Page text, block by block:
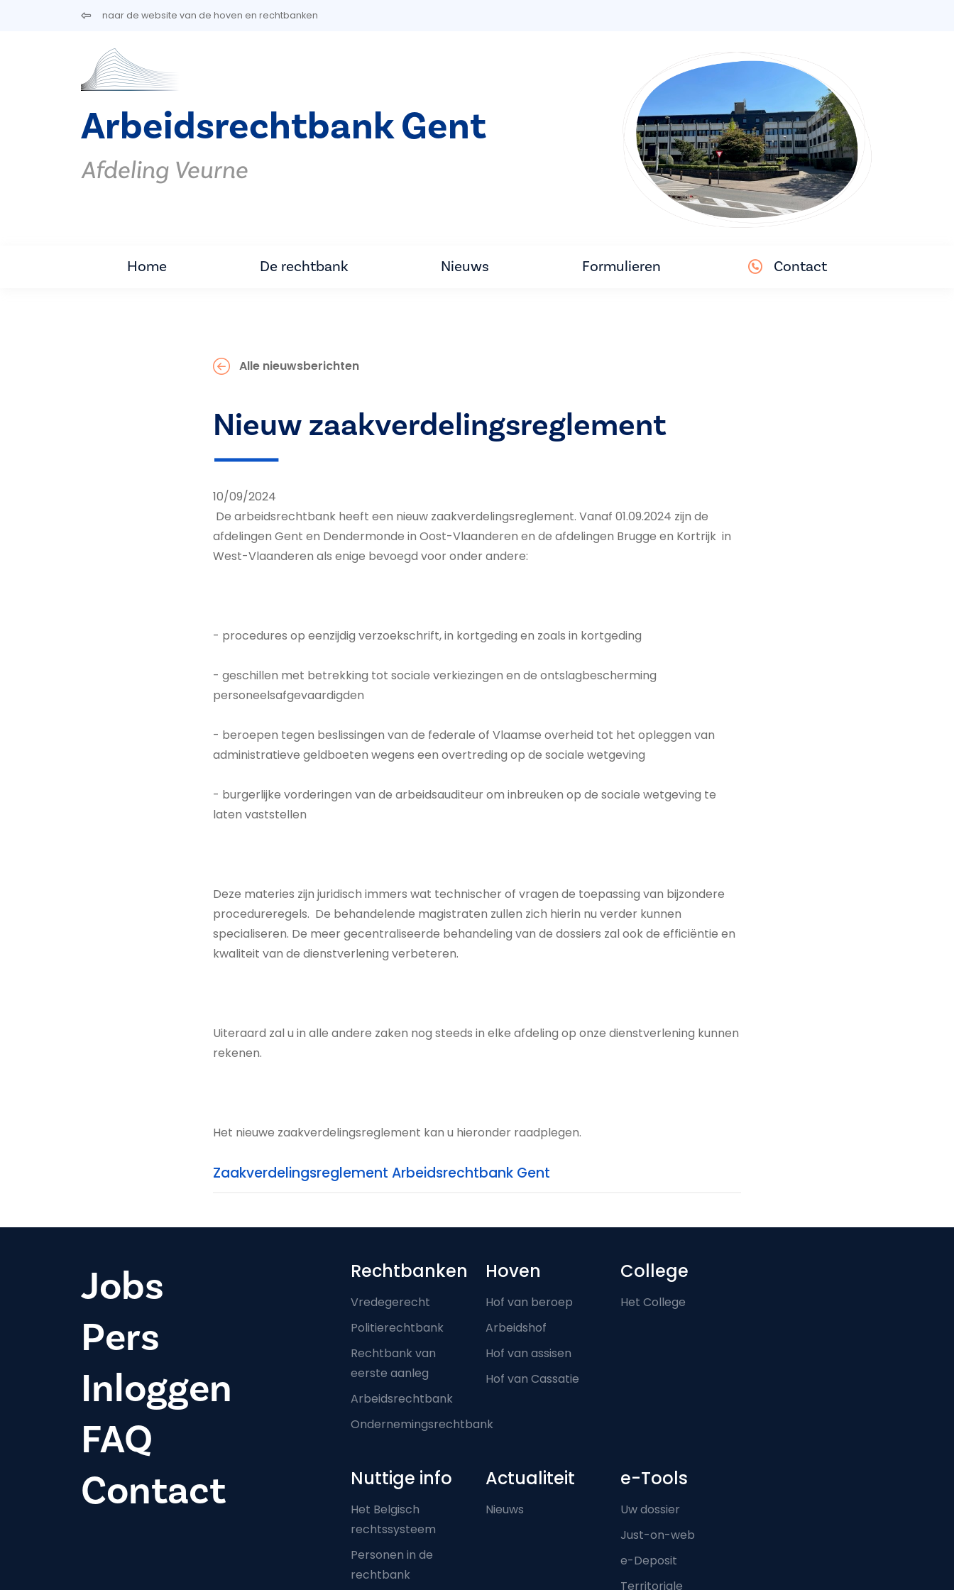
Overslaan en naar de inhoud gaannaar de website van de hoven en rechtbanken
Arbeidsrechtbank Gent
Afdeling Veurne
Home De rechtbank Nieuws Formulieren Contact
Alle nieuwsberichten
Nieuw zaakverdelingsreglement
10/09/2024
De arbeidsrechtbank heeft een nieuw zaakverdelingsreglement. Vanaf 01.09.2024 zijn de
afdelingen Gent en Dendermonde in Oost-Vlaanderen en de afdelingen Brugge en Kortrijk in
West-Vlaanderen als enige bevoegd voor onder andere:
- procedures op eenzijdig verzoekschrift, in kortgeding en zoals in kortgeding
- geschillen met betrekking tot sociale verkiezingen en de ontslagbescherming
personeelsafgevaardigden
- beroepen tegen beslissingen van de federale of Vlaamse overheid tot het opleggen van
administratieve geldboeten wegens een overtreding op de sociale wetgeving
- burgerlijke vorderingen van de arbeidsauditeur om inbreuken op de sociale wetgeving te
laten vaststellen
Deze materies zijn juridisch immers wat technischer of vragen de toepassing van bijzondere
procedureregels. De behandelende magistraten zullen zich hierin nu verder kunnen
specialiseren. De meer gecentraliseerde behandeling van de dossiers zal ook de efficiëntie en
kwaliteit van de dienstverlening verbeteren.
Uiteraard zal u in alle andere zaken nog steeds in elke afdeling op onze dienstverlening kunnen
rekenen.
Het nieuwe zaakverdelingsreglement kan u hieronder raadplegen.
Zaakverdelingsreglement Arbeidsrechtbank Gent
Jobs
Pers
Inloggen
FAQ
Contact
Footer-menu
Rechtbanken
Vredegerecht
Politierechtbank
Rechtbank van
eerste aanleg
Arbeidsrechtbank
Ondernemingsrechtbank
Hoven
Hof van beroep
Arbeidshof
Hof van assisen
Hof van Cassatie
College
Het College
Nuttige info
Het Belgisch
rechtssysteem
Personen in de
rechtbank
Actualiteit
Nieuws
e-Tools
Uw dossier
Just-on-web
e-Deposit
Territoriale